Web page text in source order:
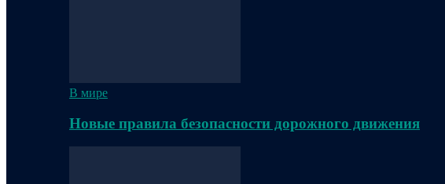
В мире
Новые правила безопасности дорожного движения